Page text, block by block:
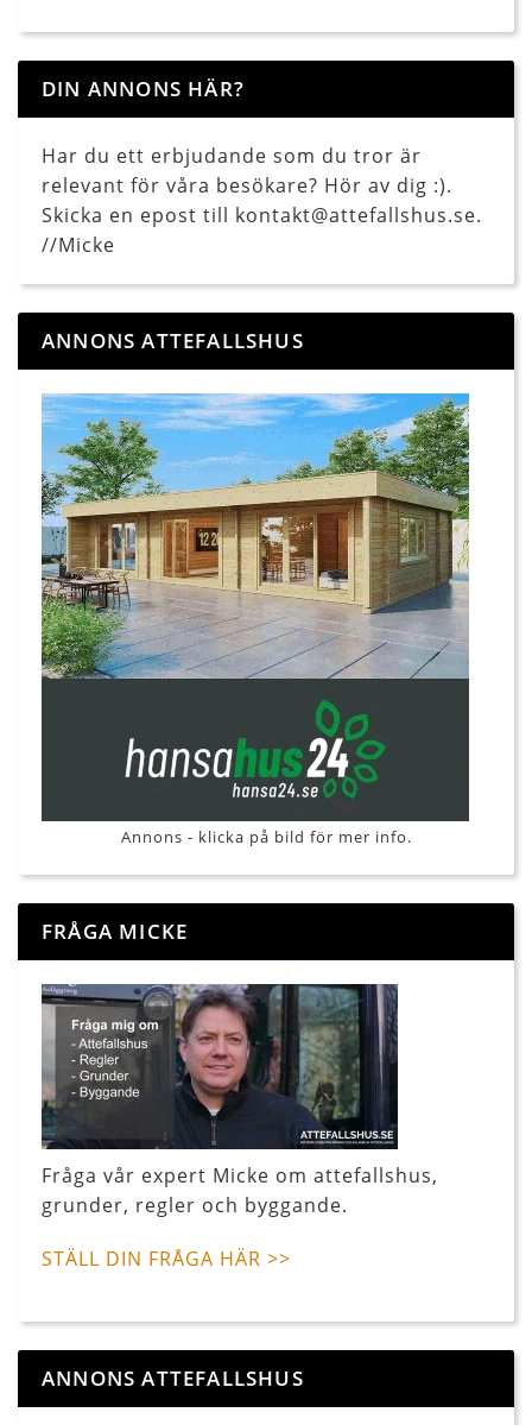
DIN ANNONS HÄR?
Har du ett erbjudande som du tror är
relevant för våra besökare? Hör av dig :).
Skicka en epost till kontakt@attefallshus.se.
//Micke
ANNONS ATTEFALLSHUS
Annons - klicka på bild för mer info.
FRÅGA MICKE
Fråga vår expert Micke om attefallshus,
grunder, regler och byggande.
STÄLL DIN FRÅGA HÄR >>
ANNONS ATTEFALLSHUS